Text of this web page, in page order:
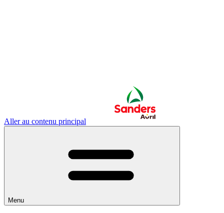
Aller au contenu principal
Menu